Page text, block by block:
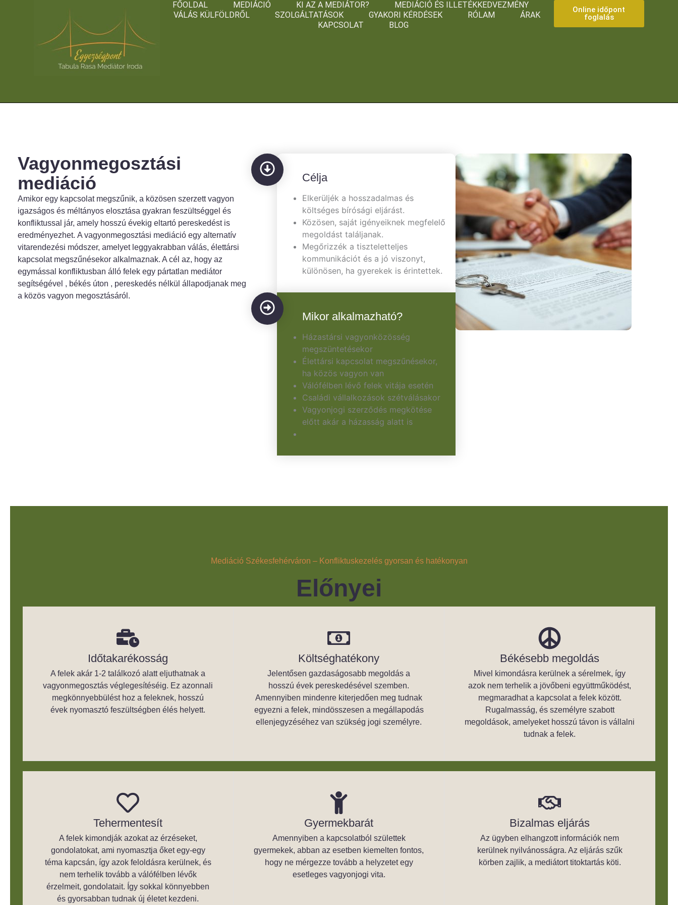
FŐOLDAL MEDIÁCIÓ KI AZ A MEDIÁTOR?
MEDIÁCIÓ ÉS ILLETÉKKEDVEZMÉNY
VÁLÁS KÜLFÖLDRŐL
SZOLGÁLTATÁSOK GYAKORI KÉRDÉSEK RÓLAM
ÁRAK
KAPCSOLAT
BLOG
Online időpont
foglalás
Vagyonmegosztási
mediáció
Amikor egy kapcsolat megszűnik, a közösen szerzett vagyon
igazságos és méltányos elosztása gyakran feszültséggel és
konfliktussal jár, amely hosszú évekig eltartó pereskedést is
eredményezhet. A vagyonmegosztási mediáció egy alternatív
vitarendezési módszer, amelyet leggyakrabban válás, élettársi
kapcsolat megszűnésekor alkalmaznak. A cél az, hogy az
egymással konfliktusban álló felek egy pártatlan mediátor
segítségével , békés úton , pereskedés nélkül állapodjanak meg
a közös vagyon megosztásáról.
Célja
Elkerüljék a hosszadalmas és
költséges bírósági eljárást.
Közösen, saját igényeiknek megfelelő
megoldást találjanak.
Megőrizzék a tiszteletteljes
kommunikációt és a jó viszonyt,
különösen, ha gyerekek is érintettek.
Mikor alkalmazható?
Házastársi vagyonközösség
megszüntetésekor
Élettársi kapcsolat megszűnésekor,
ha közös vagyon van
Válófélben lévő felek vitája esetén
Családi vállalkozások szétválásakor
Vagyonjogi szerződés megkötése
előtt akár a házasság alatt is
Mediáció Székesfehérváron – Konfliktuskezelés gyorsan és hatékonyan
Előnyei
Időtakarékosság
A felek akár 1-2 találkozó alatt eljuthatnak a
vagyonmegosztás véglegesítéséig. Ez azonnali
megkönnyebbülést hoz a feleknek, hosszú
évek nyomasztó feszültségben élés helyett.
Költséghatékony
Jelentősen gazdaságosabb megoldás a
hosszú évek pereskedésével szemben.
Amennyiben mindenre kiterjedően meg tudnak
egyezni a felek, mindösszesen a megállapodás
ellenjegyzéséhez van szükség jogi személyre.
Békésebb megoldás
Mivel kimondásra kerülnek a sérelmek, így
azok nem terhelik a jövőbeni együttműködést,
megmaradhat a kapcsolat a felek között.
Rugalmasság, és személyre szabott
megoldások, amelyeket hosszú távon is vállalni
tudnak a felek.
Tehermentesít
A felek kimondják azokat az érzéseket,
gondolatokat, ami nyomasztja őket egy-egy
téma kapcsán, így azok feloldásra kerülnek, és
nem terhelik tovább a válófélben lévők
érzelmeit, gondolatait. Így sokkal könnyebben
és gyorsabban tudnak új életet kezdeni.
Gyermekbarát
Amennyiben a kapcsolatból születtek
gyermekek, abban az esetben kiemelten fontos,
hogy ne mérgezze tovább a helyzetet egy
esetleges vagyonjogi vita.
Bizalmas eljárás
Az ügyben elhangzott információk nem
kerülnek nyilvánosságra. Az eljárás szűk
körben zajlik, a mediátort titoktartás köti.